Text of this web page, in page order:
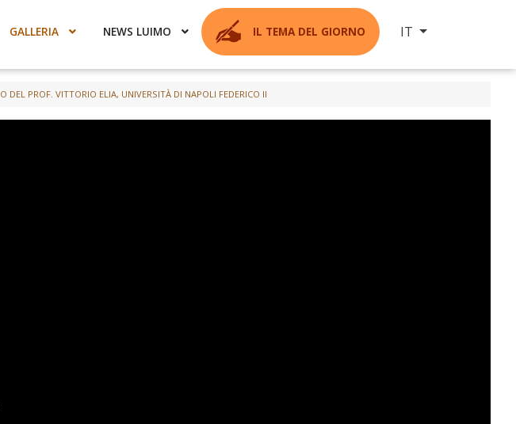
GALLERIA NEWS LUIMO IL TEMA DEL GIORNO Seleziona la tua
IT
PROF. VITTORIO ELIA, UNIVERSITÀ DI NAPOLI FEDERICO II